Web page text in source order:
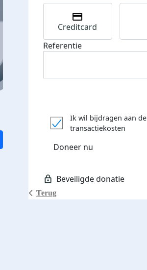
Terug
Creditcard
Referentie
Ik wil bijdragen aan de
transactiekosten
Doneer nu